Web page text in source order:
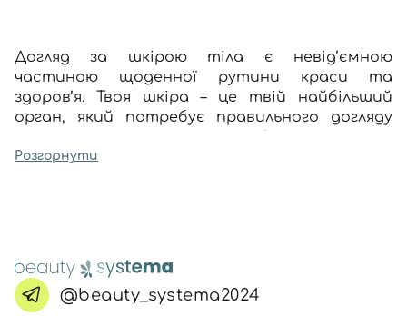
Догляд за шкірою тіла є невід’ємною
частиною щоденної рутини краси та
здоров’я. Твоя шкіра – це твій найбільший
орган, який потребує правильного догляду
Регулярний догляд за допомогою косметики
Чому догляд за шкірою тіла
такий важливий?
Догляд за тілом відіграє ключову роль у
Розгорнути
@beauty_systema2024